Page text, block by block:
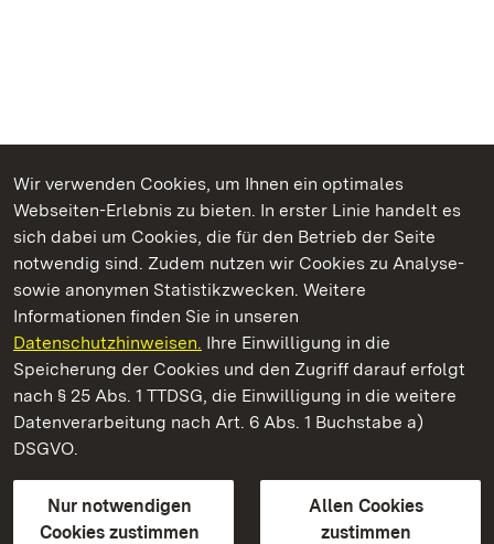
Wir verwenden Cookies, um Ihnen ein optimales
Webseiten-Erlebnis zu bieten. In erster Linie handelt es
sich dabei um Cookies, die für den Betrieb der Seite
notwendig sind. Zudem nutzen wir Cookies zu Analyse-
sowie anonymen Statistikzwecken. Weitere
Informationen finden Sie in unseren
Datenschutzhinweisen. Ihre Einwilligung in die
Speicherung der Cookies und den Zugriff darauf erfolgt
nach § 25 Abs. 1 TTDSG, die Einwilligung in die weitere
Datenverarbeitung nach Art. 6 Abs. 1 Buchstabe a)
DSGVO.
Nur notwendigen
Cookies zustimmen
Allen Cookies
zustimmen
Kommen. Staunen. Genießen.
Staatliche Schlösser und Gärten Baden‑Württemberg
Staatliche Schlösser und Gärten Baden-Württemberg
Kontakt
GebärdenspracheLeichte Sprache
Erklärung zur Barrierefreiheit
BITV-konform (geprüfte Seiten)